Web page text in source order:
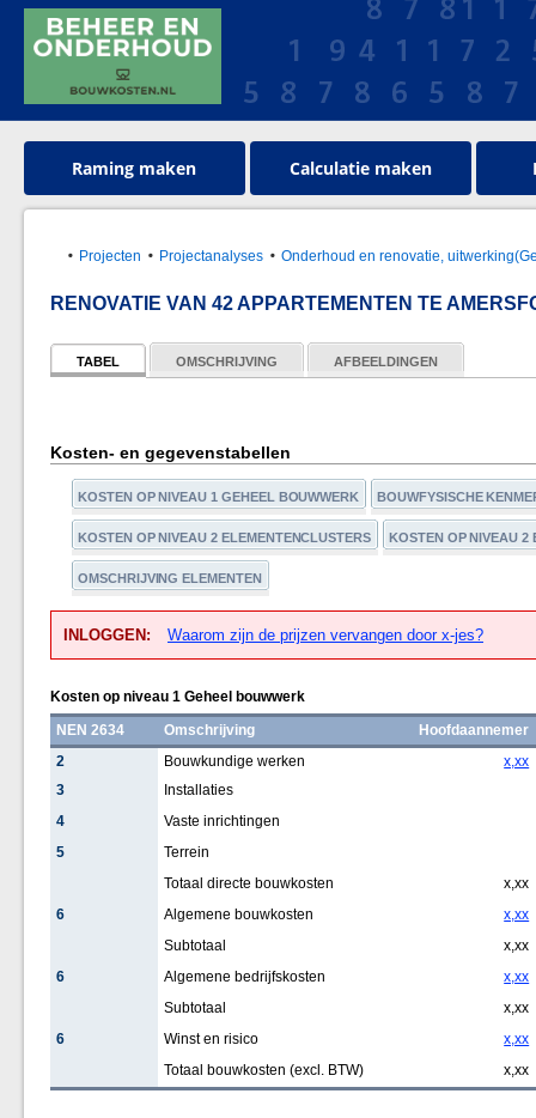
Raming maken Calculatie maken
Projecten Projectanalyses Onderhoud en renovatie,
RENOVATIE VAN 42 APPARTEMENTEN TE
TABEL OMSCHRIJVING AFBEELDINGEN
Kosten- en gegevenstabellen
KOSTEN OP NIVEAU 1 GEHEEL BOUWWERK BOUWFYSISCHE
KOSTEN OP NIVEAU 2 ELEMENTENCLUSTERS KOSTEN OP NIVEAU 2
OMSCHRIJVING ELEMENTEN
INLOGGEN: Waarom zijn de prijzen vervangen door x-jes?
Kosten op niveau 1 Geheel bouwwerk
NEN 2634
Omschrijving
Hoofdaannemer
2
Bouwkundige werken
x,xx
3
Installaties
4
Vaste inrichtingen
5
Terrein
Totaal directe bouwkosten
x,xx
6
Algemene bouwkosten
x,xx
Subtotaal
x,xx
6
Algemene bedrijfskosten
x,xx
Subtotaal
x,xx
6
Winst en risico
x,xx
Totaal bouwkosten (excl. BTW)
x,xx